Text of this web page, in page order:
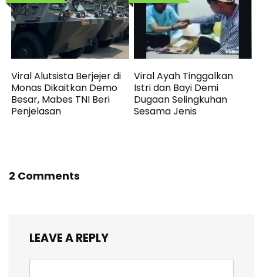
Viral Alutsista Berjejer di
Monas Dikaitkan Demo
Besar, Mabes TNI Beri
Penjelasan
Viral Ayah Tinggalkan
Istri dan Bayi Demi
Dugaan Selingkuhan
Sesama Jenis
2 Comments
LEAVE A REPLY